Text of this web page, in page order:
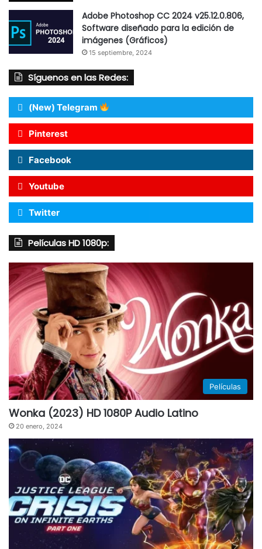
Adobe Photoshop CC 2024 v25.12.0.806,
Software diseñado para la edición de
imágenes (Gráficos)
15 septiembre, 2024
Síguenos en las Redes:
(New) Telegram
Pinterest
Facebook
Youtube
Twitter
Películas HD 1080p:
Películas
Wonka (2023) HD 1080P Audio Latino
20 enero, 2024